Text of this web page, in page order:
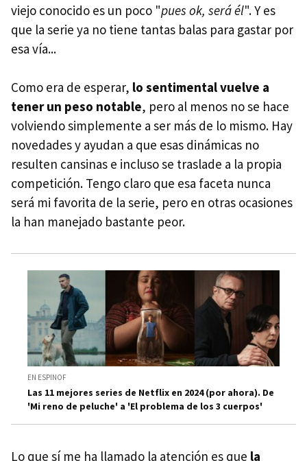
viejo conocido es un poco "pues ok, será él". Y es
que la serie ya no tiene tantas balas para gastar por
esa vía...
Como era de esperar, lo sentimental vuelve a
tener un peso notable, pero al menos no se hace
volviendo simplemente a ser más de lo mismo. Hay
novedades y ayudan a que esas dinámicas no
resulten cansinas e incluso se traslade a la propia
competición. Tengo claro que esa faceta nunca
será mi favorita de la serie, pero en otras ocasiones
la han manejado bastante peor.
EN ESPINOF
Las 11 mejores series de Netflix en 2024 (por ahora). De
'Mi reno de peluche' a 'El problema de los 3 cuerpos'
Lo que sí me ha llamado la atención es que la